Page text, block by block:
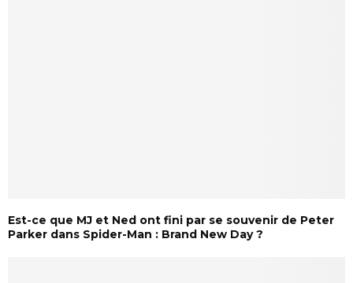
Est-ce que MJ et Ned ont fini par se souvenir de Peter
Parker dans Spider-Man : Brand New Day ?